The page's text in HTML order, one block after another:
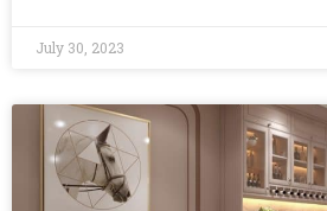
July 30, 2023